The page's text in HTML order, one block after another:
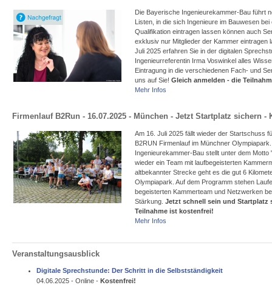
Die Bayerische Ingenieurekammer-Bau führt
Listen, in die sich Ingenieure im Bauwesen
Qualifikation eintragen lassen können auch
exklusiv nur Mitglieder der Kammer eintragen
Juli 2025 erfahren Sie in der digitalen
Ingenieurreferentin Irma Voswinkel alles
Eintragung in die verschiedenen Fach- und
uns auf Sie! Gleich anmelden - die
Mehr Infos
Firmenlauf B2Run - 16.07.2025 - München - Jetzt Startplatz sichern -
Am 16. Juli 2025 fällt wieder der Startschuss
B2RUN Firmenlauf im Münchner
Ingenieurekammer-Bau stellt unter dem Motto
wieder ein Team mit laufbegeisterten
altbekannter Strecke geht es die gut 6
Olympiapark. Auf dem Programm stehen
begeisterten Kammerteam und Netzwerken
Stärkung. Jetzt schnell sein und Startplatz
Teilnahme ist kostenfrei!
Mehr Infos
Veranstaltungsausblick
Digitale Sprechstunde: Der Schritt in die Selbstständigkeit
04.06.2025 - Online - Kostenfrei!